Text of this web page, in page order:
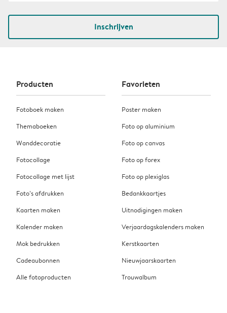
Inschrijven
Producten
Fotoboek maken
Themaboeken
Wanddecoratie
Fotocollage
Fotocollage met lijst
Foto’s afdrukken
Kaarten maken
Kalender maken
Mok bedrukken
Cadeaubonnen
Alle fotoproducten
Favorieten
Poster maken
Foto op aluminium
Foto op canvas
Foto op forex
Foto op plexiglas
Bedankkaartjes
Uitnodigingen maken
Verjaardagskalenders maken
Kerstkaarten
Nieuwjaarskaarten
Trouwalbum